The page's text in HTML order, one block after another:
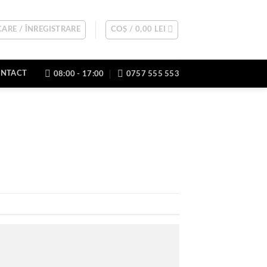
/ ÎNREGISTRARE COȘ / 0,00 LEI
08:00 - 17:00 0757 555 553